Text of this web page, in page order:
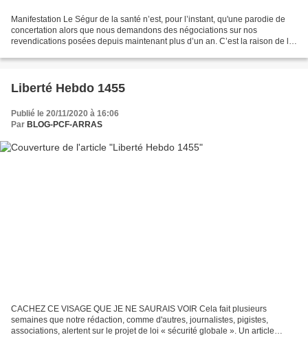
Manifestation Le Ségur de la santé n’est, pour l’instant, qu'une parodie de
concertation alors que nous demandons des négociations sur nos
revendications posées depuis maintenant plus d’un an. C’est la raison de la
Liberté Hebdo 1455
Publié le 20/11/2020 à 16:06
Par BLOG-PCF-ARRAS
CACHEZ CE VISAGE QUE JE NE SAURAIS VOIR Cela fait plusieurs
semaines que notre rédaction, comme d'autres, journalistes, pigistes,
associations, alertent sur le projet de loi « sécurité globale ». Un article